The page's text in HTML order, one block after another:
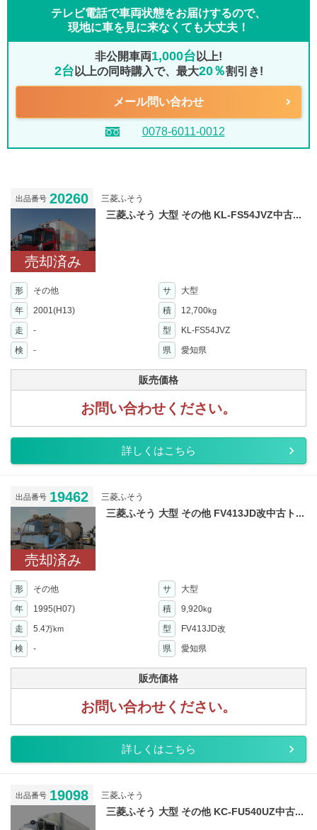
テレビ電話で車両状態をお届けするので、
現地に車を見に来なくても大丈夫！
非公開車両1,000台 以上!
2台 以上の同時購入で、最大20％割引き!
メール問い合わせ
0078-6011-0012
出品番号 20260 三菱ふそう
売却済み
三菱ふそう 大型 その他 KL-FS54JVZ中古...
形 その他 サ
大型
年
2001(H13) 積 12,700kg
走 - 型
KL-FS54JVZ
検
- 県 愛知県
販売価格
お問い合わせください。
詳しくはこちら
出品番号 19462 三菱ふそう
売却済み
三菱ふそう 大型 その他 FV413JD改中古ト...
形 その他 サ
大型
年
1995(H07) 積 9,920kg
走 5.4万km 型
FV413JD改
検
- 県 愛知県
販売価格
お問い合わせください。
詳しくはこちら
出品番号 19098 三菱ふそう
三菱ふそう 大型 その他 KC-FU540UZ中古...